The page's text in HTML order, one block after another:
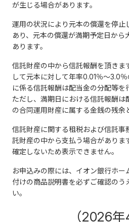
が生じる場合があります。
運用の状況により元本の償還を停止
あり、元本の償還が満期予定日から
あります。
信託財産の中から信託報酬を頂きま
して元本に対して年率0.01％～3.0
に係る信託報酬は配当金の分配等を
ただし、満期日における信託報酬は
の合同運用財産に属する金銭の残余
信託財産に関する租税および信託事
託財産の中から支払う場合がありま
確定しないため表示できません。
お申込みの際には、イオン銀行ホー
付けの商品説明書を必ずご確認のう
い。
（2026